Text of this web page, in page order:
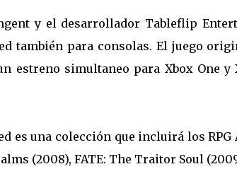
y el desarrollador Tableflip
también para consolas. El juego
estreno simultaneo para Xbox One
es una colección que incluirá los
(2008), FATE: The Traitor Soul